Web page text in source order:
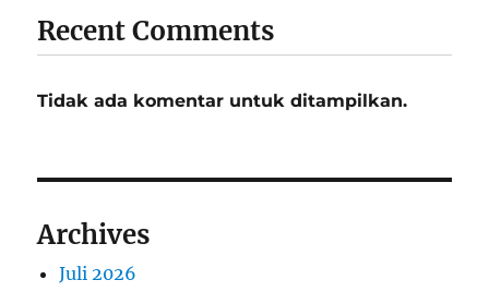
Recent Comments
Tidak ada komentar untuk ditampilkan.
Archives
Juli 2026